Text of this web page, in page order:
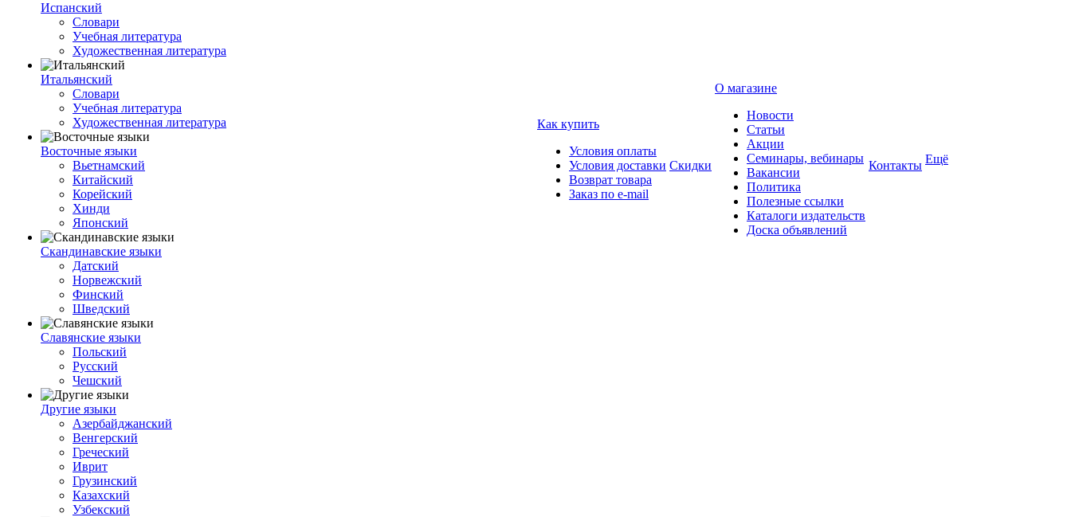
Испанский
Словари
Учебная литература
Художественная литература
Итальянский
Словари
Учебная литература
Художественная литература
Восточные языки
Вьетнамский
Китайский
Корейский
Хинди
Японский
Скандинавские языки
Датский
Норвежский
Финский
Шведский
Славянские языки
Польский
Русский
Чешский
Другие языки
Азербайджанский
Венгерский
Греческий
Иврит
Грузинский
Казахский
Узбекский
Как купить
Условия оплаты
Условия доставки
Возврат товара
Заказ по e-mail
Скидки
О магазине
Новости
Статьи
Акции
Семинары, вебинары
Вакансии
Политика
Полезные ссылки
Каталоги издательств
Доска объявлений
Контакты Ещё